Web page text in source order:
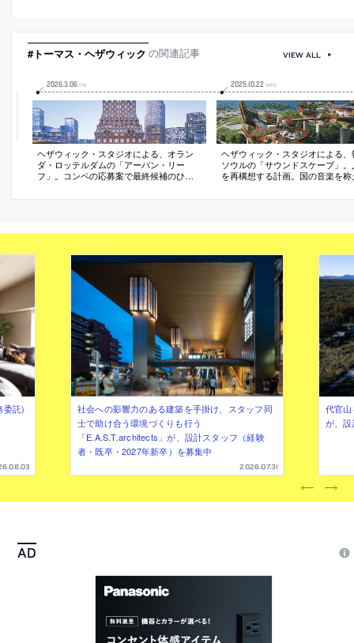
考案。テラゾー仕上げの広場は開かれた
公共空間として機能
素材を参照した建築を考案。壁の
#トーマス・ヘザウィック の関連記事
2026.3.06 FRI
ヘザウィック・スタジオによる、オラン
ダ・ロッテルダムの「アーバン・リー
フ」。コンペの応募案で最終候補のひと
に、“体験の創出”に重点を置いた存在を志
応可能”な建築を提案
2025.10.22 WED
ヘザウィック・スタジオによる、
ソウルの「サウンドスケープ」。
を再構想する計画。国の音楽を称
波のパターンと都市を囲む山岳風
意図
VIEW ALL
委託)
社会への影響力のある建築を手掛け、スタッフ同
士で助け合う環境づくりも行う
「E.A.S.T.architects」が、設計スタッフ（経験
者・既卒・2027年新卒）を募集中
2026.07.31
代官
が、